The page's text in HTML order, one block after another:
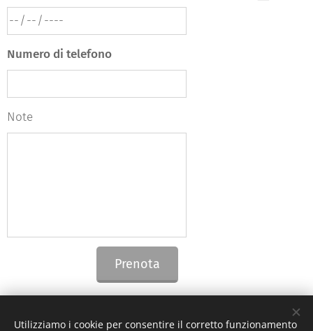
Numero di telefono
Note
Prenota
Utilizziamo i cookie per consentire il corretto funzionamento